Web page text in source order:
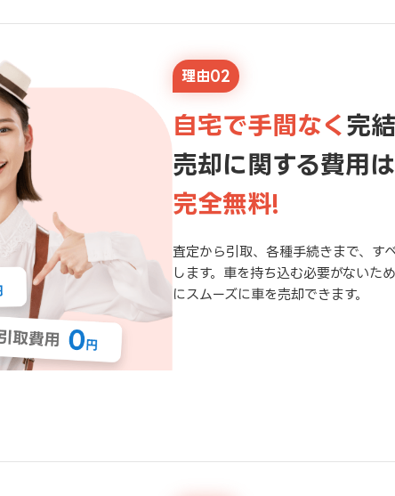
理由02
自宅で手間なく 完結
売却に関する費用は
完全無料!
査定から引取、各種手続きまで、す
します。車を持ち込む必要がないた
にスムーズに車を売却できます。